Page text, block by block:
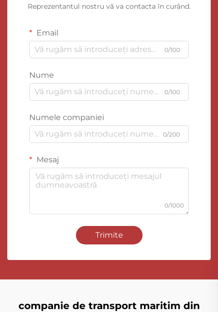
Reprezentantul nostru vă va contacta în curând.
Email
0/100
Nume
0/100
Numele companiei
0/200
Mesaj
0/1000
Trimite
companie de transport maritim din